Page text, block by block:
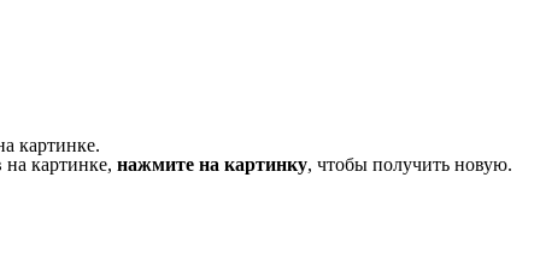
картинке.
картинке, нажмите на картинку, чтобы получить новую.